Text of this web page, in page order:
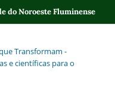
do Noroeste Fluminense
Transformam -
e científicas para o